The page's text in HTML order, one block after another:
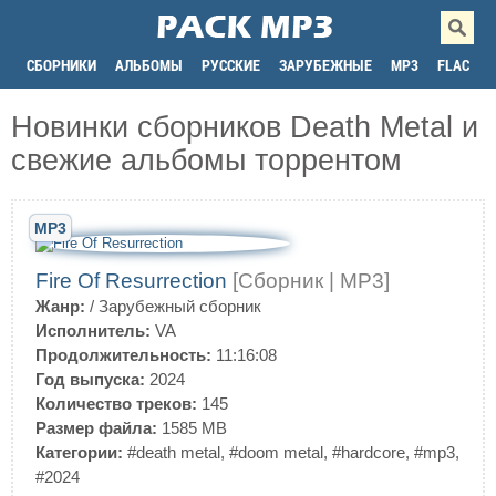
СБОРНИКИ АЛЬБОМЫ РУССКИЕ ЗАРУБЕЖНЫЕ MP3 FLAC
Новинки сборников Death Metal и
свежие альбомы торрентом
MP3
Fire Of Resurrection [Сборник | MP3]
Жанр: / Зарубежный сборник
Исполнитель: VA
Продолжительность: 11:16:08
Год выпуска: 2024
Количество треков: 145
Размер файла: 1585 MB
Категории: #death metal, #doom metal, #hardcore, #mp3,
#2024